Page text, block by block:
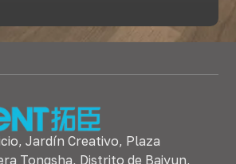
Jardín Creativo, Plaza
Tongsha, Distrito de Baiyun,